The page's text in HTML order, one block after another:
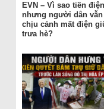
EVN – Vì sao tiền
nhưng người dân vẫn
chịu cảnh mất điện
trưa hè?